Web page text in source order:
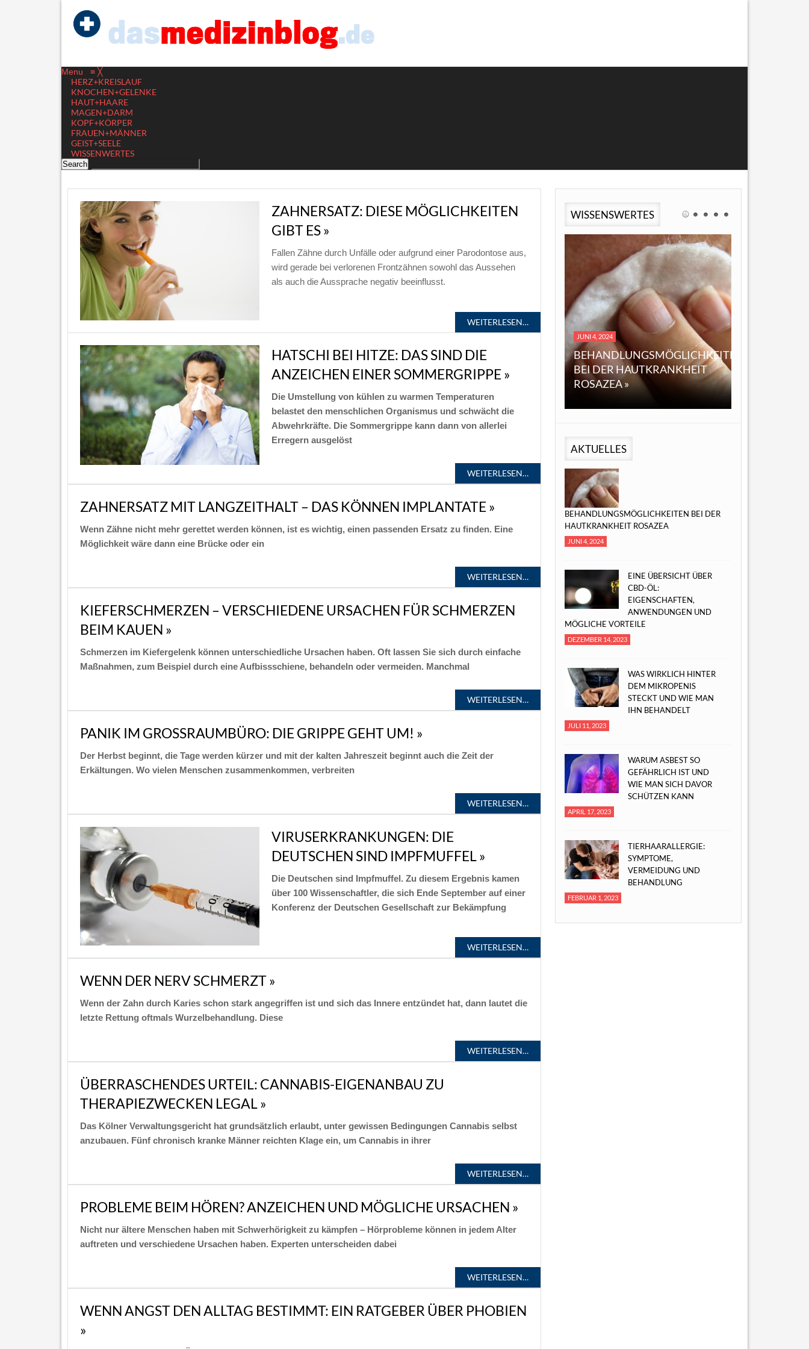
Menu ≡ ╳
HERZ+KREISLAUF
KNOCHEN+GELENKE
HAUT+HAARE
MAGEN+DARM
KOPF+KÖRPER
FRAUEN+MÄNNER
GEIST+SEELE
WISSENWERTES
ZAHNERSATZ: DIESE MÖGLICHKEITEN
GIBT ES »
Fallen Zähne durch Unfälle oder aufgrund einer Parodontose aus,
wird gerade bei verlorenen Frontzähnen sowohl das Aussehen
als auch die Aussprache negativ beeinflusst.
WEITERLESEN…
HATSCHI BEI HITZE: DAS SIND DIE
ANZEICHEN EINER SOMMERGRIPPE »
Die Umstellung von kühlen zu warmen Temperaturen
belastet den menschlichen Organismus und schwächt die
Abwehrkräfte. Die Sommergrippe kann dann von allerlei
Erregern ausgelöst
WEITERLESEN…
ZAHNERSATZ MIT LANGZEITHALT – DAS KÖNNEN IMPLANTATE »
Wenn Zähne nicht mehr gerettet werden können, ist es wichtig, einen passenden Ersatz zu finden. Eine
Möglichkeit wäre dann eine Brücke oder ein
WEITERLESEN…
KIEFERSCHMERZEN – VERSCHIEDENE URSACHEN FÜR SCHMERZEN
BEIM KAUEN »
Schmerzen im Kiefergelenk können unterschiedliche Ursachen haben. Oft lassen Sie sich durch einfache
Maßnahmen, zum Beispiel durch eine Aufbissschiene, behandeln oder vermeiden. Manchmal
WEITERLESEN…
PANIK IM GROSSRAUMBÜRO: DIE GRIPPE GEHT UM! »
Der Herbst beginnt, die Tage werden kürzer und mit der kalten Jahreszeit beginnt auch die Zeit der
Erkältungen. Wo vielen Menschen zusammenkommen, verbreiten
WEITERLESEN…
VIRUSERKRANKUNGEN: DIE
DEUTSCHEN SIND IMPFMUFFEL »
Die Deutschen sind Impfmuffel. Zu diesem Ergebnis kamen
über 100 Wissenschaftler, die sich Ende September auf einer
Konferenz der Deutschen Gesellschaft zur Bekämpfung
WEITERLESEN…
WENN DER NERV SCHMERZT »
Wenn der Zahn durch Karies schon stark angegriffen ist und sich das Innere entzündet hat, dann lautet die
letzte Rettung oftmals Wurzelbehandlung. Diese
WEITERLESEN…
ÜBERRASCHENDES URTEIL: CANNABIS-EIGENANBAU ZU
THERAPIEZWECKEN LEGAL »
Das Kölner Verwaltungsgericht hat grundsätzlich erlaubt, unter gewissen Bedingungen Cannabis selbst
anzubauen. Fünf chronisch kranke Männer reichten Klage ein, um Cannabis in ihrer
WEITERLESEN…
PROBLEME BEIM HÖREN? ANZEICHEN UND MÖGLICHE URSACHEN »
Nicht nur ältere Menschen haben mit Schwerhörigkeit zu kämpfen – Hörprobleme können in jedem Alter
auftreten und verschiedene Ursachen haben. Experten unterscheiden dabei
WEITERLESEN…
WENN ANGST DEN ALLTAG BESTIMMT: EIN RATGEBER ÜBER PHOBIEN
»
WISSENSWERTES
BEHANDLUNGSMÖGLICHKEITEN
BEI DER HAUTKRANKHEIT
ROSAZEA »
DEZEMBER 14, 2023
EINE ÜBERSICHT ÜBER
ÖL: EIGENSCHAFTEN,
ANWENDUNGEN UND
MÖGLICHE VORTEILE »
AKTUELLES
BEHANDLUNGSMÖGLICHKEITEN BEI DER
HAUTKRANKHEIT ROSAZEA
JUNI 4, 2024
EINE ÜBERSICHT ÜBER
CBD-ÖL:
EIGENSCHAFTEN,
ANWENDUNGEN UND
MÖGLICHE VORTEILE
DEZEMBER 14, 2023
WAS WIRKLICH HINTER
DEM MIKROPENIS
STECKT UND WIE MAN
IHN BEHANDELT
JULI 11, 2023
WARUM ASBEST SO
GEFÄHRLICH IST UND
WIE MAN SICH DAVOR
SCHÜTZEN KANN
APRIL 17, 2023
TIERHAARALLERGIE:
SYMPTOME,
VERMEIDUNG UND
BEHANDLUNG
FEBRUAR 1, 2023